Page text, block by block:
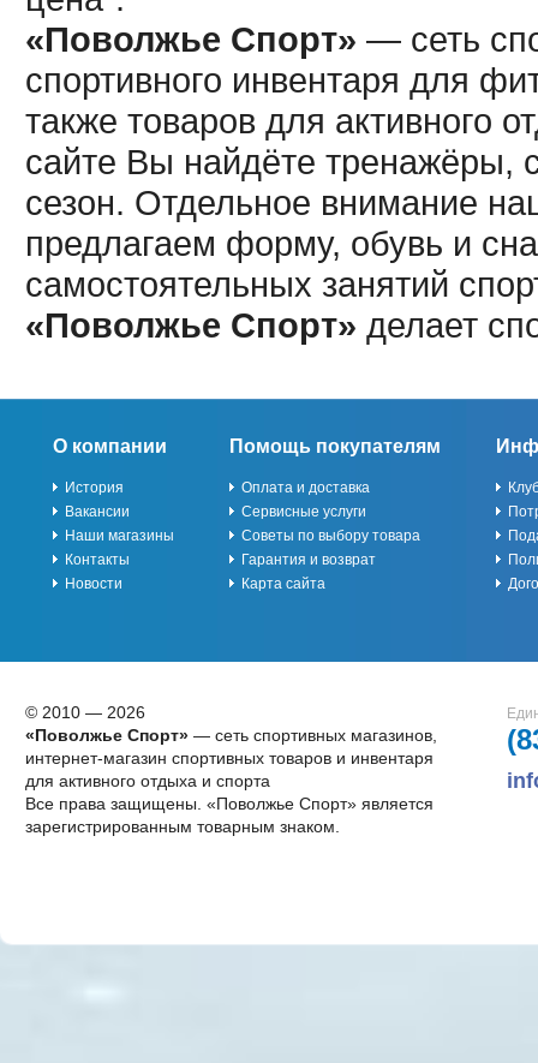
«Поволжье Спорт» — сеть
спортивного инвентаря для
также товаров для активного
сайте Вы найдёте тренажёры,
сезон. Отдельное внимание
предлагаем форму, обувь и
самостоятельных занятий
«Поволжье Спорт» делает
О компании
История
Вакансии
Наши магазины
Контакты
Новости
Помощь покупателям
Оплата и доставка
Сервисные услуги
Советы по выбору товара
Гарантия и возврат
Карта сайта
© 2010 — 2026
«Поволжье Спорт»— сеть спортивных магазинов,
интернет-магазин спортивных товаров и инвентаря
для активного отдыха и спорта
Все права защищены. «Поволжье Спорт» является
зарегистрированным товарным знаком.